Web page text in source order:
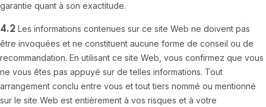
garantie quant à son exactitude.
4.2 Les informations contenues sur ce site Web ne doivent pas
être invoquées et ne constituent aucune forme de conseil ou de
recommandation. En utilisant ce site Web, vous confirmez que vous
ne vous êtes pas appuyé sur de telles informations. Tout
arrangement conclu entre vous et tout tiers nommé ou mentionné
sur le site Web est entièrement à vos risques et à votre